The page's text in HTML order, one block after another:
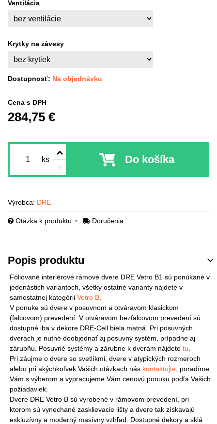
Ventilácia
Krytky na závesy
Dostupnosť: Na objednávku
Cena s DPH
284,75 €
ks Do košíka
Výrobca: DRE
Otázka k produktu Doručenia
Popis produktu
Fóliované interiérové rámové dvere DRE Vetro B1 sú ponúkané v
jedenástich variantoch, všetky ostatné varianty nájdete v
samostatnej kategórii Vetro B
V ponuke sú dvere v posuvnom a otváravom klasickom
(falcovom) prevedení. V otváravom bezfalcovom prevedení sú
dostupné iba v dekore DRE-Cell biela matná. Pri posuvných
dverách je nutné doobjednať aj posuvný systém, prípadne aj
zárubňu. Posuvné systémy a zárubne k dverám nájdete tu
Pri záujme o dvere so svetlíkmi, dvere v atypických rozmeroch
alebo pri akýchkoľvek Vašich otázkach nás kontaktujte , poradíme
Vám s výberom a vypracujeme Vám cenovú ponuku podľa Vašich
požiadaviek.
Dvere DRE Vetro B sú vyrobené v rámovom prevedení, pri
ktorom sú vynechané zasklievacie lišty a dvere tak získavajú
exkluzívny a moderný masívny vzhľad. Dostupné dekory a sklá